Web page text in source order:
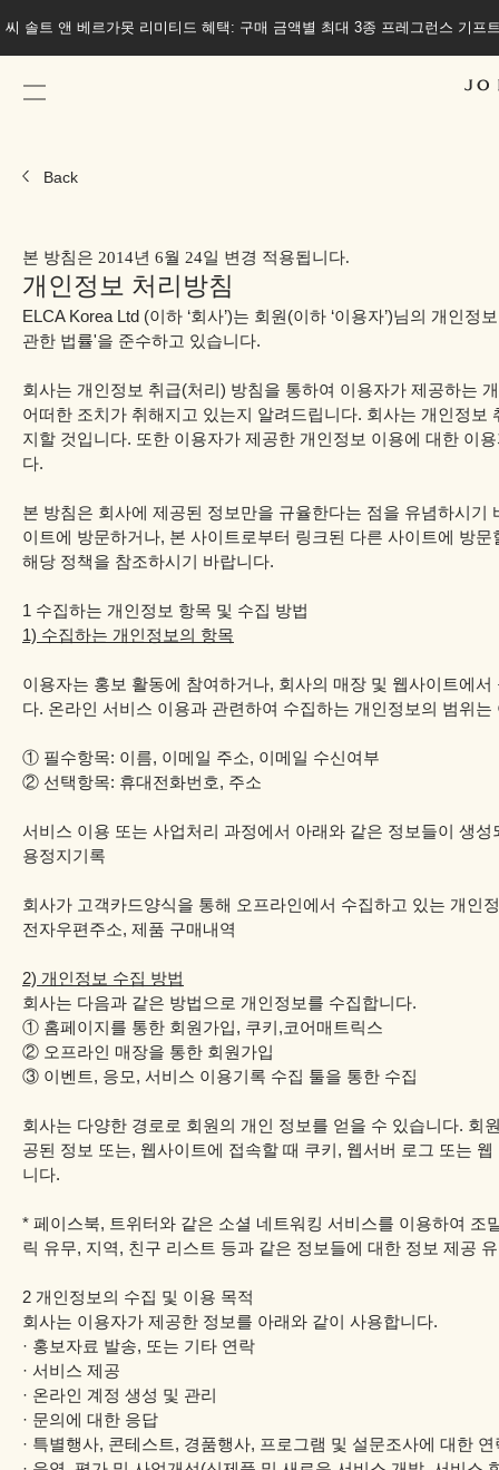
씨 솔트 앤 베르가못 코롱 100ml 또는 우드 세이지 앤 씨 솔트 코롱 100ml
Back
본 방침은 2014년 6월 24일 변경 적용됩니다.
개인정보 처리방침
ELCA Korea Ltd (이하 ‘회사’)는 회원(이하 ‘이용자’)님의 개인
관한 법률'을 준수하고 있습니다.
회사는 개인정보 취급(처리) 방침을 통하여 이용자가 제공하는
어떠한 조치가 취해지고 있는지 알려드립니다. 회사는 개인정
지할 것입니다. 또한 이용자가 제공한 개인정보 이용에 대한 이
다.
본 방침은 회사에 제공된 정보만을 규율한다는 점을 유념하시
이트에 방문하거나, 본 사이트로부터 링크된 다른 사이트에 방
해당 정책을 참조하시기 바랍니다.
1 수집하는 개인정보 항목 및 수집 방법
1) 수집하는 개인정보의 항목
이용자는 홍보 활동에 참여하거나, 회사의 매장 및 웹사이트에
다. 온라인 서비스 이용과 관련하여 수집하는 개인정보의 범위는
① 필수항목: 이름, 이메일 주소, 이메일 수신여부
② 선택항목: 휴대전화번호, 주소
서비스 이용 또는 사업처리 과정에서 아래와 같은 정보들이 생
용정지기록
회사가 고객카드양식을 통해 오프라인에서 수집하고 있는 개인
전자우편주소, 제품 구매내역
2) 개인정보 수집 방법
회사는 다음과 같은 방법으로 개인정보를 수집합니다.
① 홈페이지를 통한 회원가입, 쿠키,코어매트릭스
② 오프라인 매장을 통한 회원가입
③ 이벤트, 응모, 서비스 이용기록 수집 툴을 통한 수집
회사는 다양한 경로로 회원의 개인 정보를 얻을 수 있습니다.
공된 정보 또는, 웹사이트에 접속할 때 쿠키, 웹서버 로그 또는
니다.
* 페이스북, 트위터와 같은 소셜 네트워킹 서비스를 이용하여
릭 유무, 지역, 친구 리스트 등과 같은 정보들에 대한 정보 제공
2 개인정보의 수집 및 이용 목적
회사는 이용자가 제공한 정보를 아래와 같이 사용합니다.
· 홍보자료 발송, 또는 기타 연락
· 서비스 제공
· 온라인 계정 생성 및 관리
· 문의에 대한 응답
· 특별행사, 콘테스트, 경품행사, 프로그램 및 설문조사에 대한